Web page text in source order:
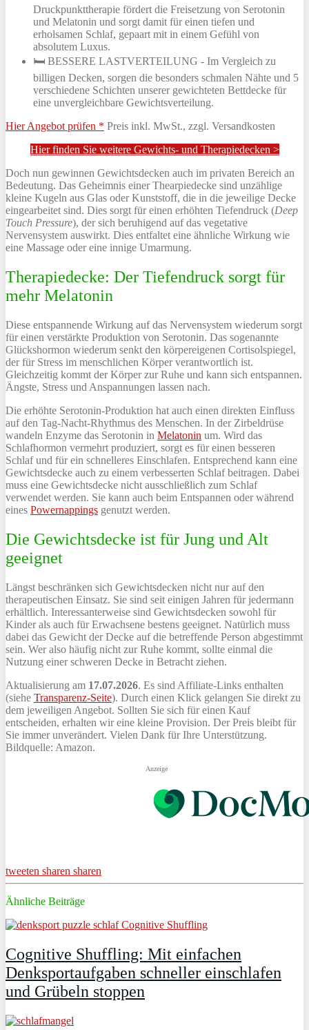
Druckpunkttherapie fördert die Freisetzung von Serotonin
und Melatonin und sorgt damit für einen tiefen und
erholsamen Schlaf, gepaart mit in einem Gefühl von
absolutem Luxus.
🛏️ BESSERE LASTVERTEILUNG - Im Vergleich zu
billigen Decken, sorgen die besonders schmalen Nähte und 5
verschiedene Schichten unserer gewichteten Bettdecke für
eine unvergleichbare Gewichtsverteilung.
Hier Angebot prüfen * Preis inkl. MwSt., zzgl. Versandkosten
Hier finden Sie weitere Gewichts- und Therapiedecken >
Doch nun gewinnen Gewichtsdecken auch im privaten Bereich an
Bedeutung. Das Geheimnis einer Thearpiedecke sind unzählige
kleine Kugeln aus Glas oder Kunststoff, die in die jeweilige Decke
eingearbeitet sind. Dies sorgt für einen erhöhten Tiefendruck (Deep
Touch Pressure), der sich beruhigend auf das vegetative
Nervensystem auswirkt. Dies entfaltet eine ähnliche Wirkung wie
eine Massage oder eine innige Umarmung.
Therapiedecke: Der Tiefendruck sorgt für
mehr Melatonin
Diese entspannende Wirkung auf das Nervensystem wiederum sorgt
für einen verstärkte Produktion von Serotonin. Das sogenannte
Glückshormon wiederum senkt den körpereigenen Cortisolspiegel,
der für Stress im menschlichen Körper verantwortlich ist.
Gleichzeitig kommt der Körper zur Ruhe und kann sich entspannen.
Ängste, Stress und Anspannungen lassen nach.
Die erhöhte Serotonin-Produktion hat auch einen direkten Einfluss
auf den Tag-Nacht-Rhythmus des Menschen. In der Zirbeldrüse
wandeln Enzyme das Serotonin in Melatonin um. Wird das
Schlafhormon vermehrt produziert, sorgt es für einen besseren
Schlaf und für ein schnelleres Einschlafen. Entsprechend kann eine
Gewichtsdecke auch zu einem verbesserten Schlaf beitragen. Dabei
muss eine Gewichtsdecke nicht ausschließlich zum Schlaf
verwendet werden. Sie kann auch beim Entspannen oder während
eines Powernappings genutzt werden.
Die Gewichtsdecke ist für Jung und Alt
geeignet
Längst beschränken sich Gewichtsdecken nicht nur auf den
therapeutischen Einsatz. Sie sind seit einigen Jahren für jedermann
erhältlich. Interessanterweise sind Gewichtsdecken sowohl für
Kinder als auch für Erwachsene bestens geeignet. Natürlich muss
dabei das Gewicht der Decke auf die betreffende Person abgestimmt
sein. Wer also häufig nicht zur Ruhe kommt, sollte einmal die
Nutzung einer schweren Decke in Betracht ziehen.
Aktualisierung am 17.07.2026. Es sind Affiliate-Links enthalten
(siehe Transparenz-Seite). Durch einen Klick gelangen Sie direkt zu
dem jeweiligen Angebot. Sollten Sie sich für einen Kauf
entscheiden, erhalten wir eine kleine Provision. Der Preis bleibt für
Sie immer unverändert. Vielen Dank für Ihre Unterstützung.
Bildquelle: Amazon.
Anzeige
tweeten sharen sharen
Ähnliche Beiträge
Cognitive Shuffling: Mit einfachen
Denksportaufgaben schneller einschlafen
und Grübeln stoppen